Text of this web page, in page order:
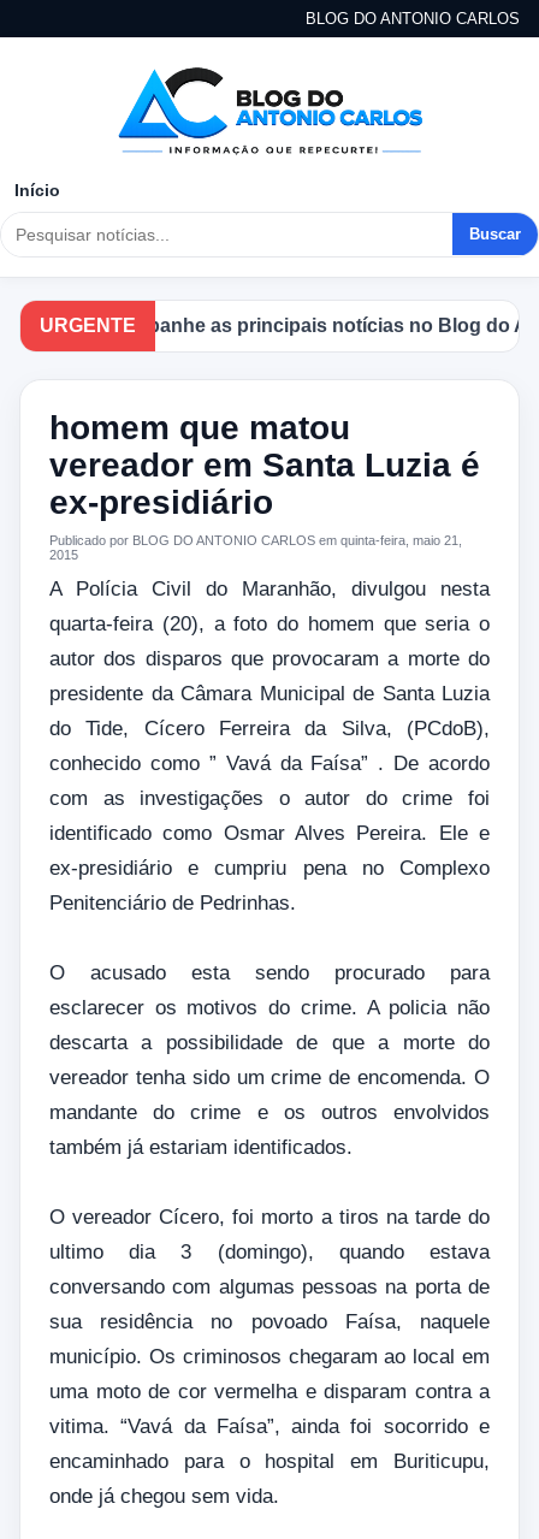
BLOG DO ANTONIO CARLOS
Início
Buscar
URGENTE
Acompanhe as principais notícias no Blog do
homem que matou
vereador em Santa Luzia é
ex-presidiário
Publicado por BLOG DO ANTONIO CARLOS em quinta-feira, maio 21,
2015
A Polícia Civil do Maranhão, divulgou nesta
quarta-feira (20), a foto do homem que seria o
autor dos disparos que provocaram a morte do
presidente da Câmara Municipal de Santa Luzia
do Tide, Cícero Ferreira da Silva, (PCdoB),
conhecido como ” Vavá da Faísa” . De acordo
com as investigações o autor do crime foi
identificado como Osmar Alves Pereira. Ele e
ex-presidiário e cumpriu pena no Complexo
Penitenciário de Pedrinhas.
O acusado esta sendo procurado para
esclarecer os motivos do crime. A policia não
descarta a possibilidade de que a morte do
vereador tenha sido um crime de encomenda. O
mandante do crime e os outros envolvidos
também já estariam identificados.
O vereador Cícero, foi morto a tiros na tarde do
ultimo dia 3 (domingo), quando estava
conversando com algumas pessoas na porta de
sua residência no povoado Faísa, naquele
município. Os criminosos chegaram ao local em
uma moto de cor vermelha e disparam contra a
vitima. “Vavá da Faísa”, ainda foi socorrido e
encaminhado para o hospital em Buriticupu,
onde já chegou sem vida.